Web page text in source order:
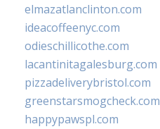
elmazatlanclinton.com
ideacoffeenyc.com
odieschillicothe.com
lacantinitagalesburg.com
pizzadeliverybristol.com
greenstarsmogcheck.com
happypawspl.com